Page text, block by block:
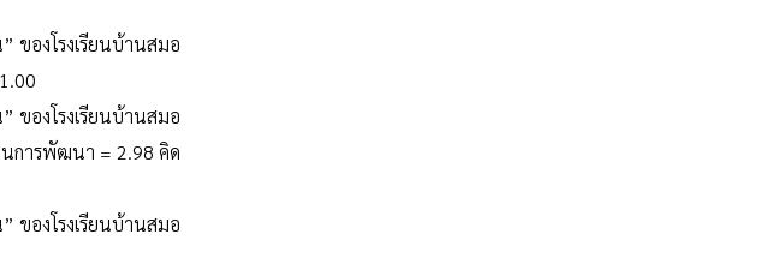
ของโรงเรียนบ้านสมอ
ของโรงเรียนบ้านสมอ
นการพัฒนา = 2.98 คิด
ของโรงเรียนบ้านสมอ